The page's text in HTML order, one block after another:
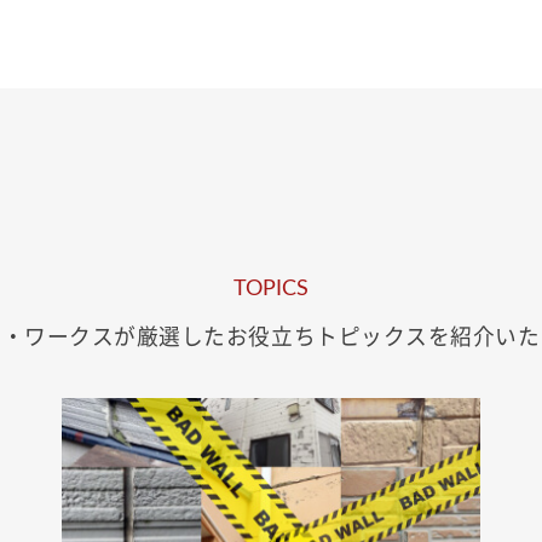
TOPICS
ワークスが厳選した お役立ちトピックスを紹介い